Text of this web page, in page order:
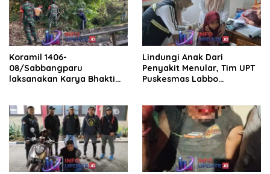
Koramil 1406-
08/Sabbangparu
laksanakan Karya Bhakti
Lindungi Anak Dari
Penyakit Menular, Tim UPT
Puskesmas Labbo